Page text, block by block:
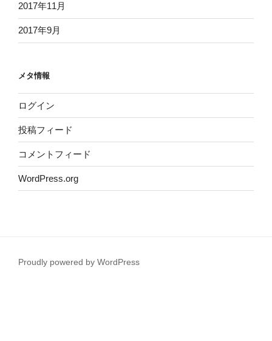
2017年11月
2017年9月
メタ情報
ログイン
投稿フィード
コメントフィード
WordPress.org
Proudly powered by WordPress